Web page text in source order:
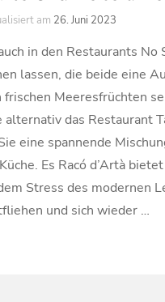
am 26. Juni 2023
in den Restaurants No
lassen, die beide eine
Meeresfrüchten
alternativ das Restaurant
eine spannende
Es Racó d’Artà
Stress des modernen
und sich wieder …